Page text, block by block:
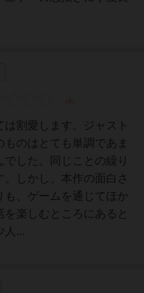
割愛します。ジャスト
のはとても単調であま
でした。同じことの繰り
しかし、本作の面白さ
も、ゲームを通じてほか
楽しむところにあると
人...